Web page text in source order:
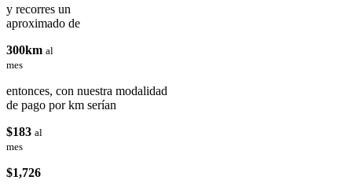
y recorres un
aproximado de
300km al
mes
entonces, con nuestra modalidad
de pago por km serían
$183 al
mes
$1,726